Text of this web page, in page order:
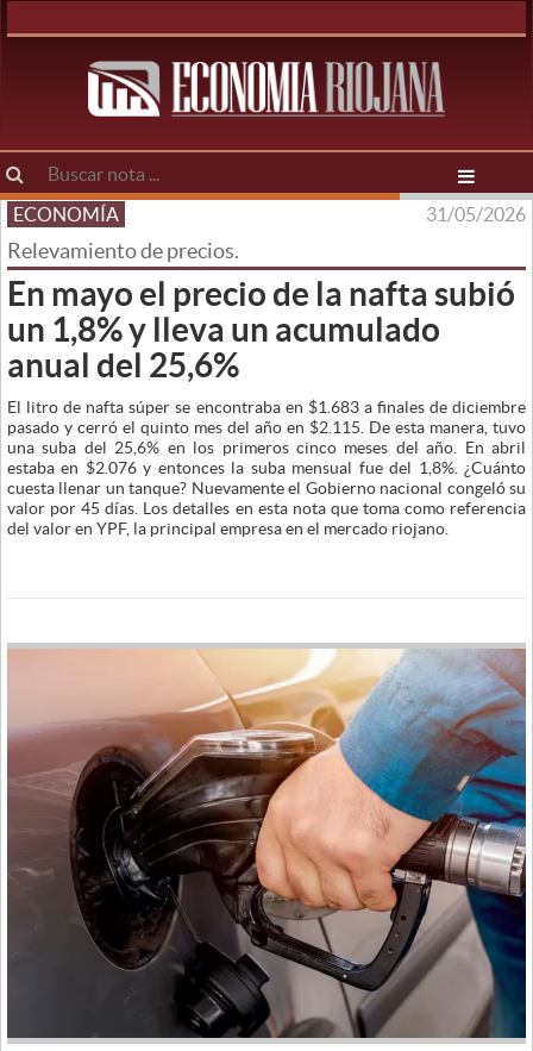
ECONOMÍA 31/05/2026
Relevamiento de precios.
En mayo el precio de la nafta subió
un 1,8% y lleva un acumulado
anual del 25,6%
El litro de nafta súper se encontraba en $1.683 a finales de diciembre
pasado y cerró el quinto mes del año en $2.115. De esta manera, tuvo
una suba del 25,6% en los primeros cinco meses del año. En abril
estaba en $2.076 y entonces la suba mensual fue del 1,8%. ¿Cuánto
cuesta llenar un tanque? Nuevamente el Gobierno nacional congeló su
valor por 45 días. Los detalles en esta nota que toma como referencia
del valor en YPF, la principal empresa en el mercado riojano.